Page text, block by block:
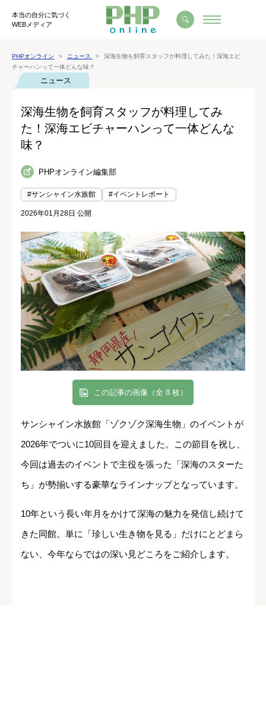
本当の自分に気づく
WEBメディア
PHPオンライン ニュース
深海生物を飼育スタッフが料理してみた！深海エビ
チャーハンって一体どんな味？
ニュース
深海生物を飼育スタッフが料理してみ
た！深海エビチャーハンって一体どんな
味？
PHPオンライン編集部
#サンシャイン水族館 #イベントレポート
2026年01月28日 公開
この記事の画像（全 8 枚）
サンシャイン水族館「ゾクゾク深海生物」のイベントが
2026年でついに10回目を迎えました。この節目を祝し、
今回は過去のイベントで主役を張った「深海のスターた
ち」が勢揃いする豪華なラインナップとなっています。
10年という長い年月をかけて深海の魅力を発信し続けて
きた同館。単に「珍しい生き物を見る」だけにとどまら
ない、今年ならではの深い見どころをご紹介します。